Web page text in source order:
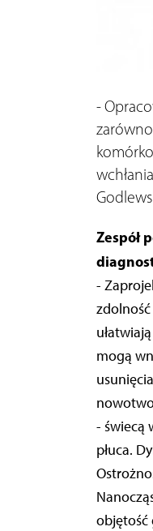
-
Zespół
-
mogą
- świecą
płuca.
objętość